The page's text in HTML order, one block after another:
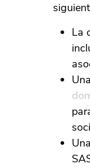
La